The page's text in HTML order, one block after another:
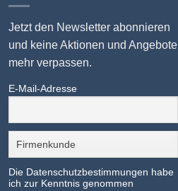
Jetzt den Newsletter abonnieren
und keine Aktionen und Angebote
mehr verpassen.
E-Mail-Adresse
Die Datenschutzbestimmungen habe
ich zur Kenntnis genommen